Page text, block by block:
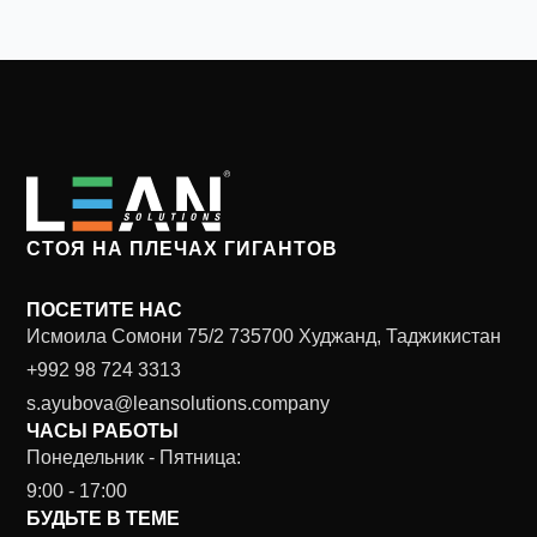
СТОЯ НА ПЛЕЧАХ ГИГАНТОВ
ПОСЕТИТЕ НАС
Исмоила Сомони 75/2 735700 Худжанд, Таджикистан
+992 98 724 3313
s.ayubova@leansolutions.company
ЧАСЫ РАБОТЫ
Понедельник - Пятница:
9:00 - 17:00
БУДЬТЕ В ТЕМЕ